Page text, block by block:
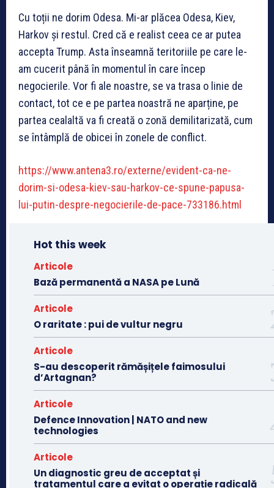
Cu toții ne dorim Odesa. Mi-ar plăcea Odesa, Kiev,
Harkov și restul. Cred că e realist ceea ce ar putea
accepta Trump. Asta înseamnă teritoriile pe care le-
am cucerit până în momentul în care încep
negocierile. Vor fi ale noastre, se va trasa o linie de
contact, tot ce e pe partea noastră ne aparține, pe
partea cealaltă va fi creată o zonă demilitarizată, cum
se întâmplă de obicei în zonele de conflict.
https://www.antena3.ro/externe/evident-ca-ne-
dorim-si-odesa-kiev-sau-harkov-ce-spune-papusa-
lui-putin-despre-negocierile-de-pace-733186.html
Hot this week
Articole
Bază permanentă a NASA pe Lună
Articole
O raritate : pui de vultur negru
Articole
S-au descoperit rămășițele faimosului
d’Artagnan?
Articole
Defence Innovation | NATO and new
technologies
Articole
Un diagnostic greu de acceptat și
tratamentul care a evitat o operație radicală